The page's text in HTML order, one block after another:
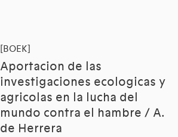
[BOEK]
Aportacion de las
investigaciones ecologicas y
agricolas en la lucha del
mundo contra el hambre / A.
de Herrera